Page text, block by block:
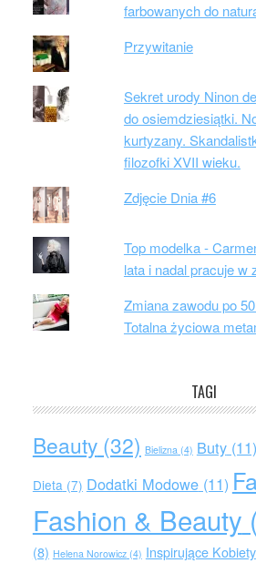
farbowanych do
Przywitanie
Sekret urody Ninon
do osiemdziesiątki.
kurtyzany.
filozofki XVII wieku.
Zdjęcie Dnia #6
Top modelka -
lata i nadal pracuje w
Zmiana zawodu po
Totalna życiowa
TAGI
Beauty(32) Bielizna(4) Buty(11)
Dieta(7) Dodatki Modowe(11)
Fashion & Beauty
(8) Helena Norowicz(4) Inspirujące Kobiety